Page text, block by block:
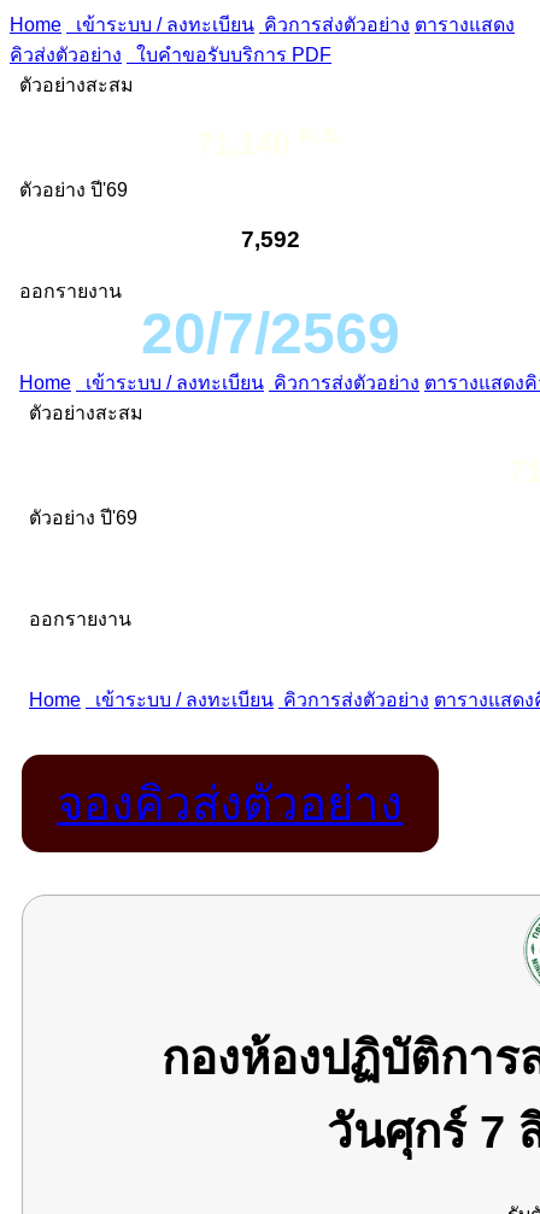
Home เข้าระบบ / ลงทะเบียน คิวการส่งตัวอย่าง ตารางแสดง
คิวส่งตัวอย่าง
ใบคำขอรับบริการ PDF
ตัวอย่างสะสม
ตัวอย่าง ปี'69
7,592
ออกรายงาน
20/7/2569
จองคิวส่งตัวอย่าง
กองห้องปฏิบัติกา
วันศุกร์ 7